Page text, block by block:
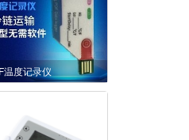
温度记录仪